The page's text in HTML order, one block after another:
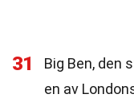
31
Big Ben, den
en av